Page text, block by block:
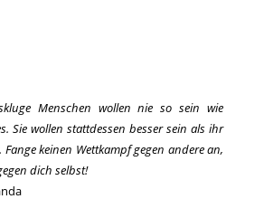
Menschen wollen nie so sein wie
Sie wollen stattdessen besser sein als ihr
Fange keinen Wettkampf gegen andere an,
dich selbst!